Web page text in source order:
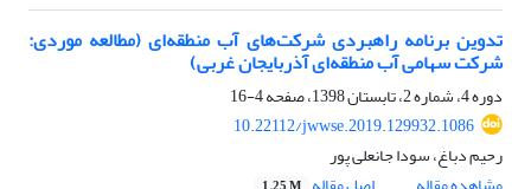
تدوین برنامه راهبردی شرکت‌های آب منطقه‌ای (مطالعه موردی:
شرکت سهامی آب منطقه‌ای آذربایجان غربی)
دوره 4، شماره 2، تابستان 1398، صفحه
4-16
10.22112/jwwse.2019.129932.1086
رحیم دباغ، سودا جانعلی پور